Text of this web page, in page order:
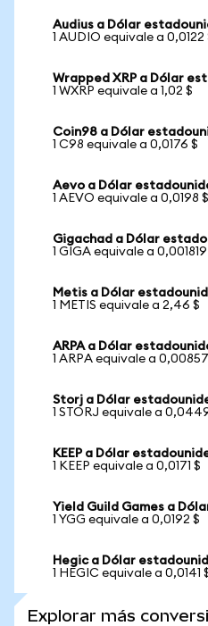
Audius a Dólar
1 AUDIO equivale a 0,0122
Wrapped XRP a Dólar
1 WXRP equivale a 1,02 $
Coin98 a Dólar
1 C98 equivale a 0,0176 $
Aevo a Dólar
1 AEVO equivale a 0,0198 $
Gigachad a Dólar
1 GIGA equivale a 0,001819
Metis a Dólar
1 METIS equivale a 2,46 $
ARPA a Dólar
1 ARPA equivale a
Storj a Dólar
1 STORJ equivale a
KEEP a Dólar
1 KEEP equivale a 0,0171 $
Yield Guild Games a
1 YGG equivale a 0,0192 $
Hegic a Dólar
1 HEGIC equivale a 0,0141
Explorar más